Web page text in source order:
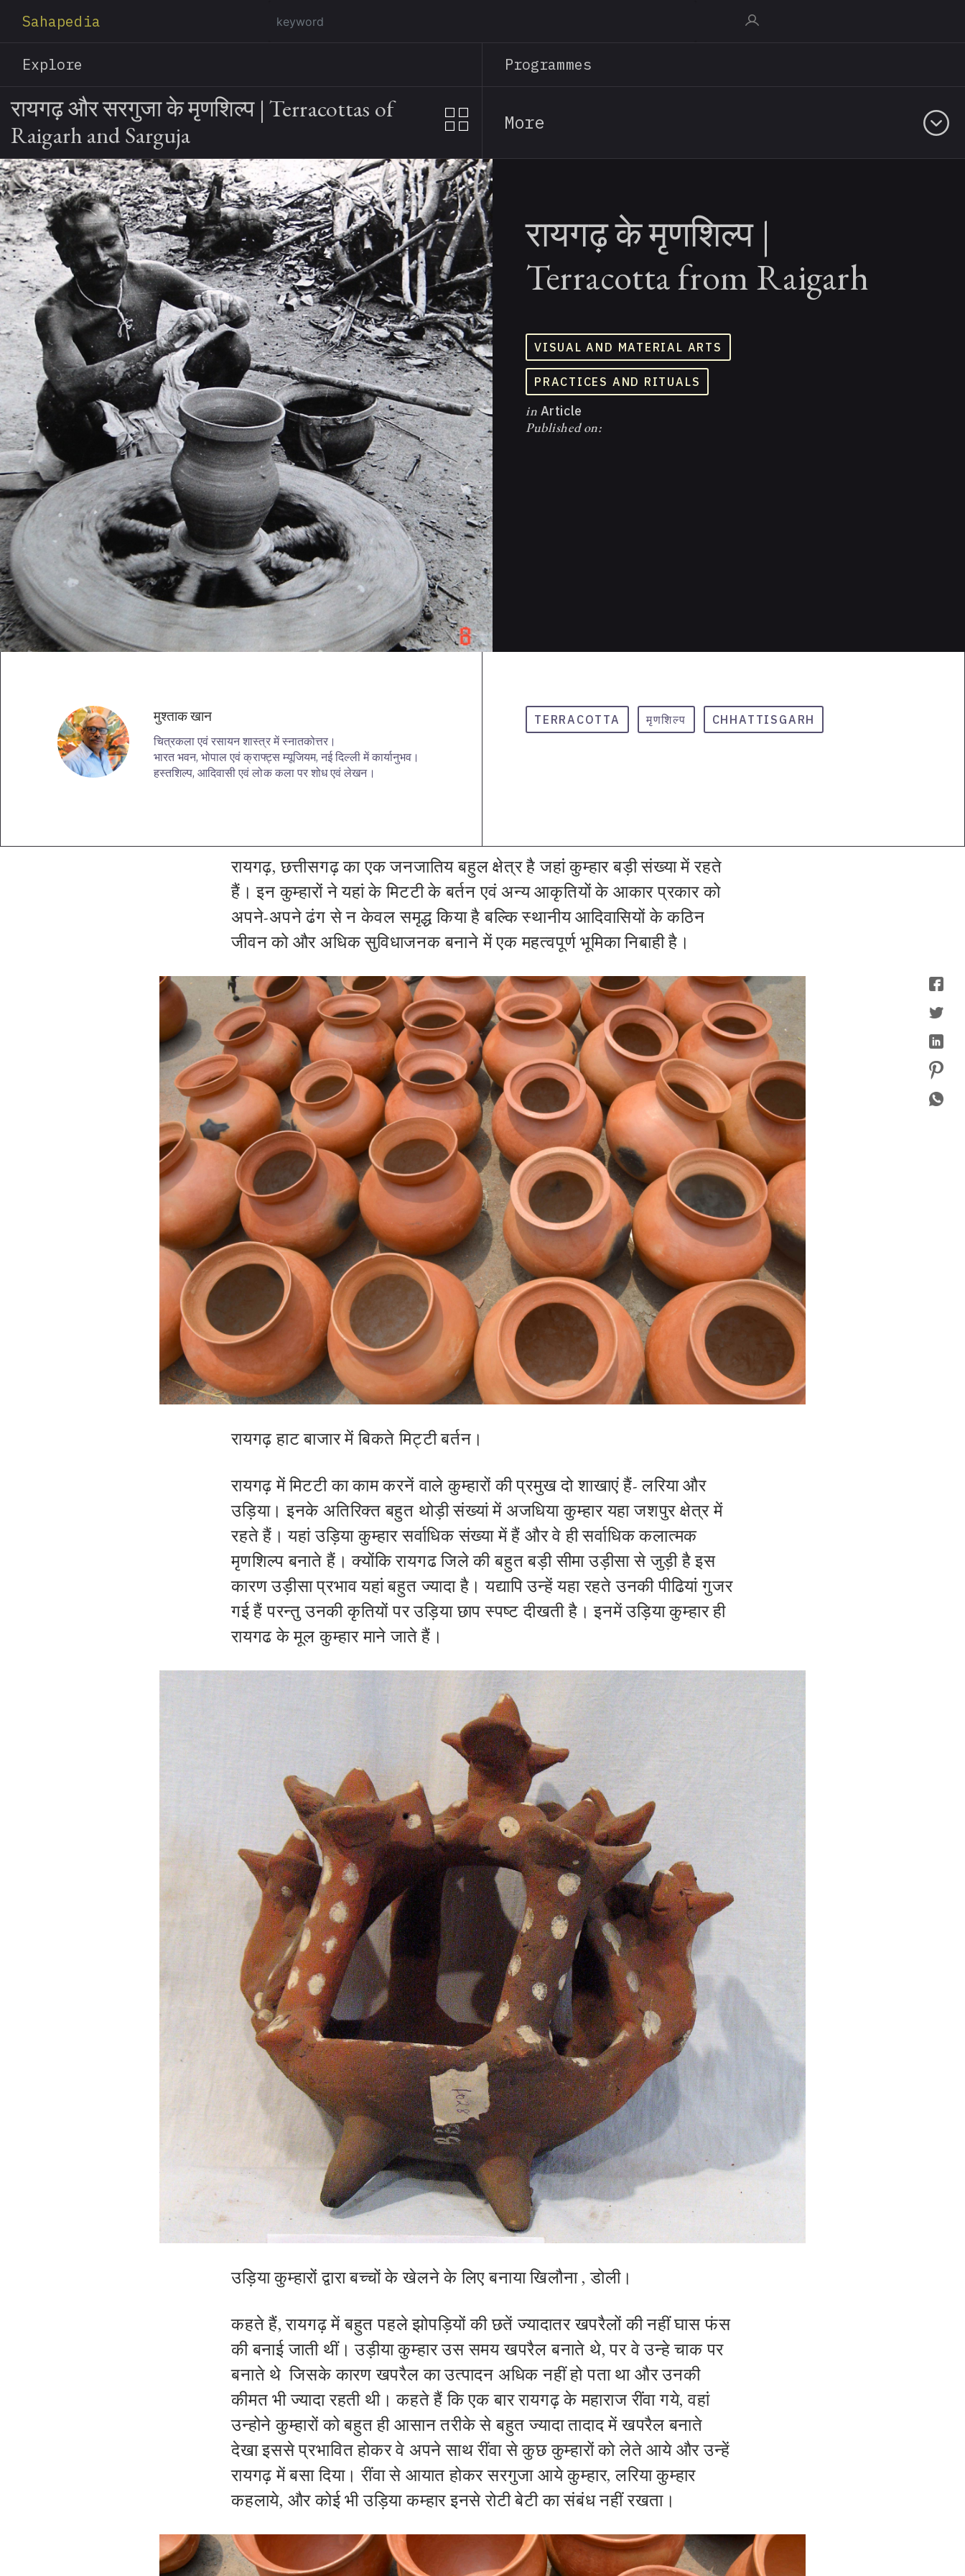
content
Sahapedia
Explore Programmes
रायगढ़ और सरगुजा के मृणशिल्प | Terracottas of
Raigarh and Sarguja
More
रायगढ़ के मृणशिल्प |
Terracotta from Raigarh
VISUAL AND MATERIAL ARTS
PRACTICES AND RITUALS
in Article
Published on:
मुश्ताक खान
चित्रकला एवं रसायन शास्त्र में स्नातकोत्तर।
भारत भवन, भोपाल एवं क्राफ्ट्स म्यूजियम, नई दिल्ली में कार्यानुभव।
हस्तशिल्प, आदिवासी एवं लोक कला पर शोध एवं लेखन।
TERRACOTTA मृणशिल्प CHHATTISGARH
रायगढ़, छत्तीसगढ़ का एक जनजातिय बहुल क्षेत्र है जहां कुम्हार बड़ी संख्या में रहते
हैं। इन कुम्हारों ने यहां के मिटटी के बर्तन एवं अन्य आकृतियों के आकार प्रकार को
अपने-अपने ढंग से न केवल समृद्ध किया है बल्कि स्थानीय आदिवासियों के कठिन
जीवन को और अधिक सुविधाजनक बनाने में एक महत्वपूर्ण भूमिका निबाही है।
रायगढ़ हाट बाजार में बिकते मिट्टी बर्तन।
रायगढ़ में मिटटी का काम करनें वाले कुम्हारों की प्रमुख दो शाखाएं हैं- लरिया और
उड़िया। इनके अतिरिक्त बहुत थोड़ी संख्यां में अजधिया कुम्हार यहा जशपुर क्षेत्र में
रहते हैं। यहां उड़िया कुम्हार सर्वाधिक संख्या में हैं और वे ही सर्वाधिक कलात्मक
मृणशिल्प बनाते हैं। क्योंकि रायगढ जिले की बहुत बड़ी सीमा उड़ीसा से जुड़ी है इस
कारण उड़ीसा प्रभाव यहां बहुत ज्यादा है। यद्यापि उन्हें यहा रहते उनकी पीढियां गुजर
गई हैं परन्तु उनकी कृतियों पर उड़िया छाप स्पष्ट दीखती है। इनमें उड़िया कुम्हार ही
रायगढ के मूल कुम्हार माने जाते हैं।
उड़िया कुम्हारों द्वारा बच्चों के खेलने के लिए बनाया खिलौना , डोली।
कहते हैं, रायगढ़ में बहुत पहले झोपड़ियों की छतें ज्यादातर खपरैलों की नहीं घास फंस
की बनाई जाती थीं। उड़ीया कुम्हार उस समय खपरैल बनाते थे, पर वे उन्हे चाक पर
बनाते थे जिसके कारण खपरैल का उत्पादन अधिक नहीं हो पता था और उनकी
कीमत भी ज्यादा रहती थी। कहते हैं कि एक बार रायगढ़ के महाराज रींवा गये, वहां
उन्होने कुम्हारों को बहुत ही आसान तरीके से बहुत ज्यादा तादाद में खपरैल बनाते
देखा इससे प्रभावित होकर वे अपने साथ रींवा से कुछ कुम्हारों को लेते आये और उन्हें
रायगढ़ में बसा दिया। रींवा से आयात होकर सरगुजा आये कुम्हार, लरिया कुम्हार
कहलाये, और कोई भी उड़िया कम्हार इनसे रोटी बेटी का संबंध नहीं रखता।